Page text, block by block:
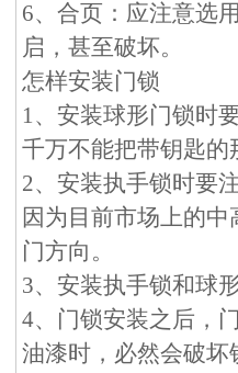
6、合页：应注意选
启，甚至破坏。
怎样安装门锁
1、安装球形门锁时
千万不能把带钥匙
2、安装执手锁时要
因为目前市场上的
门方向。
3、安装执手锁和球
4、门锁安装之后，
油漆时，必然会破坏